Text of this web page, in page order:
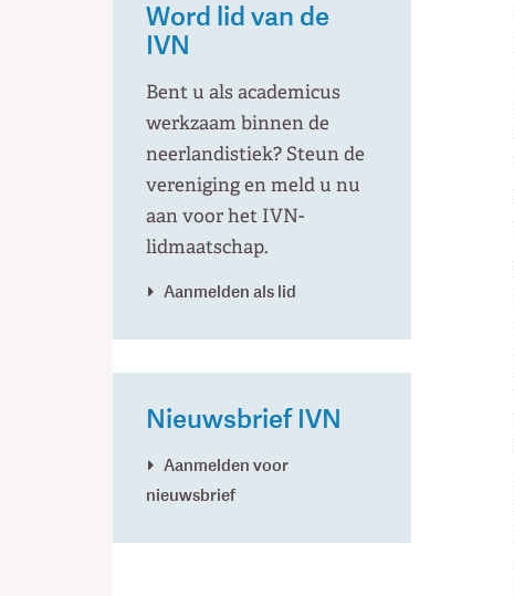
Word lid van de
IVN
Bent u als academicus
werkzaam binnen de
neerlandistiek? Steun de
vereniging en meld u nu
aan voor het IVN-
lidmaatschap.
Aanmelden als lid
Nieuwsbrief IVN
Aanmelden voor
nieuwsbrief